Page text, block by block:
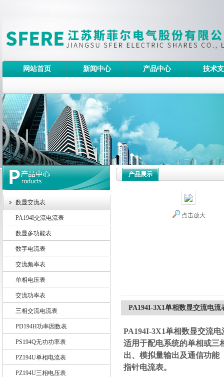
江苏斯菲尔电气股份有限公司
网站首页 新闻中心 产品中心 技术
数显交流表
PA194I交流电流表
数显多功能表
数字电流表
交流频率表
单相电压表
交流功率表
三相交流电流表
PD194H功率因数表
PS194Q无功功率表
PZ194U单相电流表
PZ194U三相电压表
产品展示
点击放大
PA194I-3X1单相数显交流电流
PA194I-3X1单相数显交流电
适用于配电系统的单相或三
出、模拟量输出及通信功能
指针电流表。